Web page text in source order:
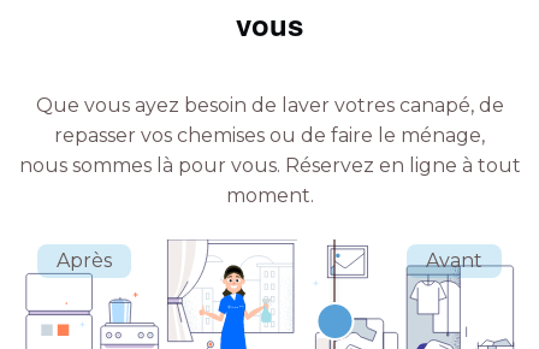
vous
Que vous ayez besoin de laver votres canapé, de
repasser vos chemises ou de faire le ménage,
nous sommes là pour vous. Réservez en ligne à tout
moment.